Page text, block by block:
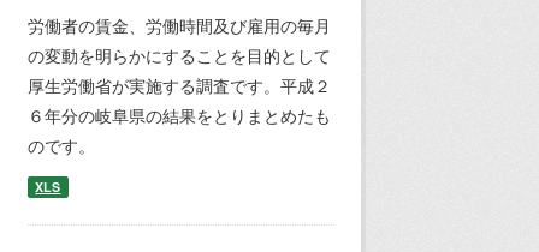
労働者の賃金、労働時間及び雇用の毎月
の変動を明らかにすることを目的として
厚生労働省が実施する調査です。平成２
６年分の岐阜県の結果をとりまとめたも
のです。
XLS